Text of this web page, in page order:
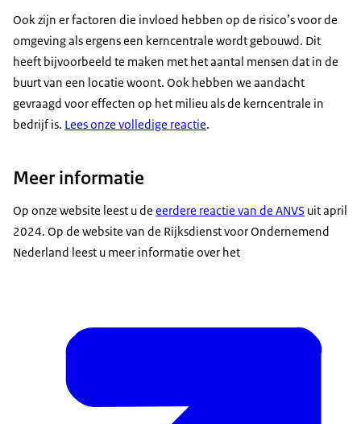
Ook zijn er factoren die invloed hebben op de risico’s voor de
omgeving als ergens een kerncentrale wordt gebouwd. Dit
heeft bijvoorbeeld te maken met het aantal mensen dat in de
buurt van een locatie woont. Ook hebben we aandacht
gevraagd voor effecten op het milieu als de kerncentrale in
bedrijf is. Lees onze volledige reactie.
Meer informatie
Op onze website leest u de eerdere reactie van de ANVS uit april
2024. Op de website van de Rijksdienst voor Ondernemend
Nederland leest u meer informatie over het